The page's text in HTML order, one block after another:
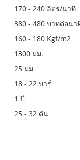
170 - 240 ลิตร/นาที
380 - 480 บาทต่อนา
160 - 180 Kgf/m2
1300 มม.
25 มม
18 - 22 บาร์
1 ปี
25 - 32 ตัน